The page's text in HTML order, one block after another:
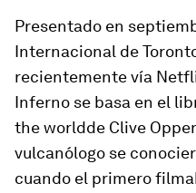
Presentado en
Internacional de
recientemente vía
Inferno se basa en el
the worldde Clive
vulcanólogo se
cuando el primero